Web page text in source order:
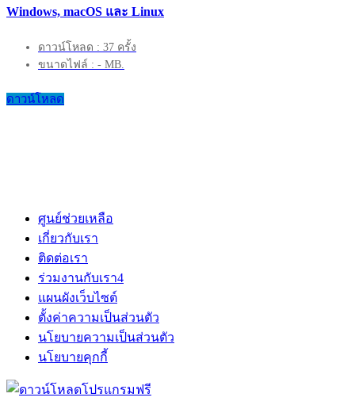
Windows, macOS และ Linux
ดาวน์โหลด : 37 ครั้ง
ขนาดไฟล์ : - MB.
ดาวน์โหลด
ศูนย์ช่วยเหลือ
เกี่ยวกับเรา
ติดต่อเรา
ร่วมงานกับเรา4
แผนผังเว็บไซต์
ตั้งค่าความเป็นส่วนตัว
นโยบายความเป็นส่วนตัว
นโยบายคุกกี้